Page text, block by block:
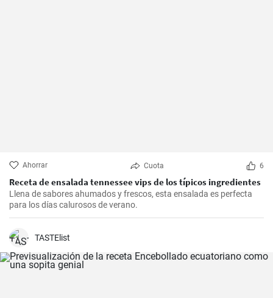
Ahorrar Cuota 6
Receta de ensalada tennessee vips de los típicos ingredientes
Llena de sabores ahumados y frescos, esta ensalada es perfecta
para los días calurosos de verano.
TASTElist